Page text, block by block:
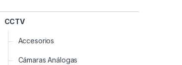
CCTV
Accesorios
Cámaras Análogas